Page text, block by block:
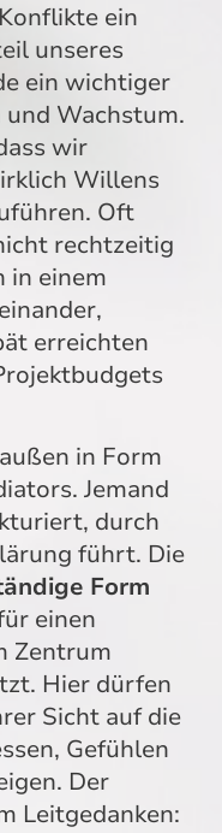
ein
unseres
ein wichtiger
Wachstum.
wir
Willens
Oft
rechtzeitig
in einem
erreichten
in Form
Jemand
durch
führt. Die
Form
einen
Zentrum
Hier dürfen
Sicht auf die
Gefühlen
Der
Leitgedanken: